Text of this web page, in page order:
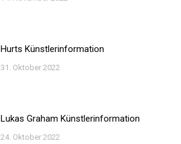
Hurts Künstlerinformation
31. Oktober 2022
Lukas Graham Künstlerinformation
24. Oktober 2022